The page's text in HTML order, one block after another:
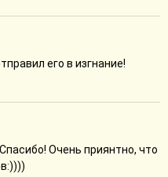
его в изгнание!
Очень приянтно, что